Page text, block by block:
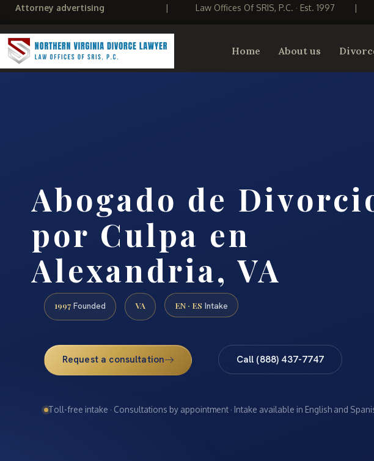
Attorney advertising | Law Offices Of SRIS, P.C. · Est. 1997
Home About us
Abogado de
por Culpa en
Alexandria, VA
1997 Founded VA EN · ES Intake
Request a consultation Call (888) 437-7747
Toll-free intake · Consultations by appointment · Intake available in English and